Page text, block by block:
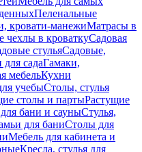
Пеленальные
кровати-манежиМатрасы в
чехлы в кроваткуСадовая
стульяСадовые,
садаГамаки,
мебельКухни
учебыСтолы, стулья
столы и партыРастущие
бани и сауныСтулья,
для баниСтолы для
Мебель для кабинета и
Кресла, стулья для